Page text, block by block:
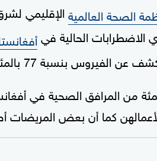
الصحة العالمية الإقليمي
الحالية في
بنسبة 77 بالمئة الأسبوع الماضي.
المسؤولون أن 95 بالمئة من المرافق
كما أن بعض